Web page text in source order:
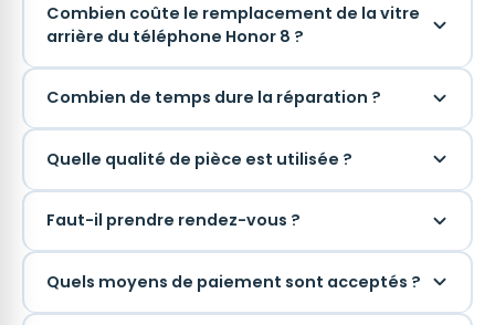
Combien coûte le remplacement de la vitre
arrière du téléphone Honor 8 ?
Combien de temps dure la réparation ?
Quelle qualité de pièce est utilisée ?
Faut-il prendre rendez-vous ?
Quels moyens de paiement sont acceptés ?